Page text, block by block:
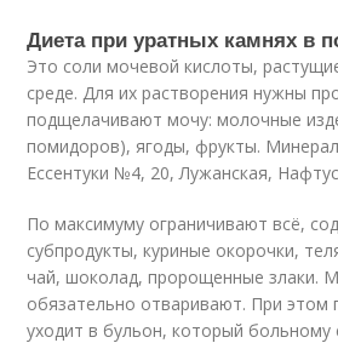
Диета при уратных камнях в
Это соли мочевой кислоты,
среде. Для их растворения нужны
подщелачивают мочу: молочные
помидоров), ягоды, фрукты.
Ессентуки №4, 20, Лужанская,
По максимуму ограничивают всё,
субпродукты, куриные окорочки,
чай, шоколад, пророщенные злаки.
обязательно отваривают. При этом
уходит в бульон, который больному